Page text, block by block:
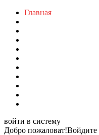
Главная
войти в систему
Добро пожаловат!Войдите